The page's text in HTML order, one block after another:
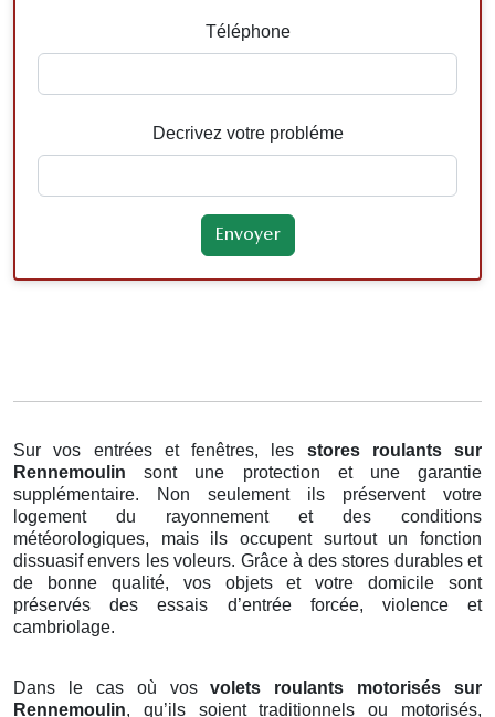
Téléphone
Decrivez votre probléme
Sur vos entrées et fenêtres, les stores roulants
sur
Rennemoulinsont une protection et une garantie
supplémentaire. Non seulement ils préservent votre
logement du rayonnement et des conditions
météorologiques, mais ils occupent surtout un fonction
dissuasif envers les voleurs. Grâce à des stores durables et
de bonne qualité, vos objets et votre domicile sont
préservés des essais d’entrée forcée, violence et
cambriolage.
Dans le cas où vosvolets roulants motorisés sur
Rennemoulin, qu’ils soient traditionnels ou motorisés,